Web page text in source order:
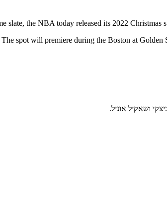
slate, the NBA today released its 2022 Christmas
The spot will premiere during the Boston at
ושאקיל אוניל.